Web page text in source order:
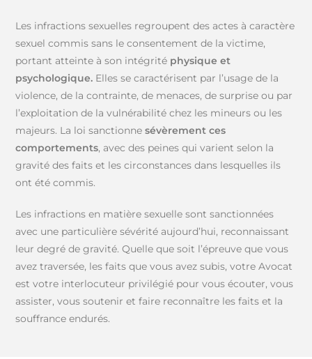
Les infractions sexuelles regroupent des actes à caractère
sexuel commis sans le consentement de la victime,
portant atteinte à son intégrité physique et
psychologique. Elles se caractérisent par l’usage de la
violence, de la contrainte, de menaces, de surprise ou par
l’exploitation de la vulnérabilité chez les mineurs ou les
majeurs. La loi sanctionnesévèrement ces
comportements, avec des peines qui varient selon la
gravité des faits et les circonstances dans lesquelles ils
ont été commis.
Les infractions en matière sexuelle sont sanctionnées
avec une particulière sévérité aujourd’hui, reconnaissant
leur degré de gravité. Quelle que soit l’épreuve que vous
avez traversée, les faits que vous avez subis, votre Avocat
est votre interlocuteur privilégié pour vous écouter, vous
assister, vous soutenir et faire reconnaître les faits et la
souffrance endurés.